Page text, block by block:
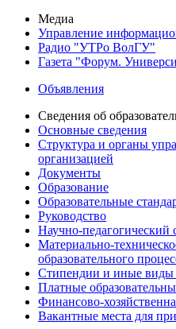
Медиа
Управление
Радио "УТРо ВолГУ"
Газета "Форум.
Объявления
Сведения об
Основные сведения
Структура и органы
организацией
Документы
Образование
Образовательные
Руководство
Научно-педагогический
Материально-
образовательного
Стипендии и иные виды
Платные
Финансово-
Вакантные места для